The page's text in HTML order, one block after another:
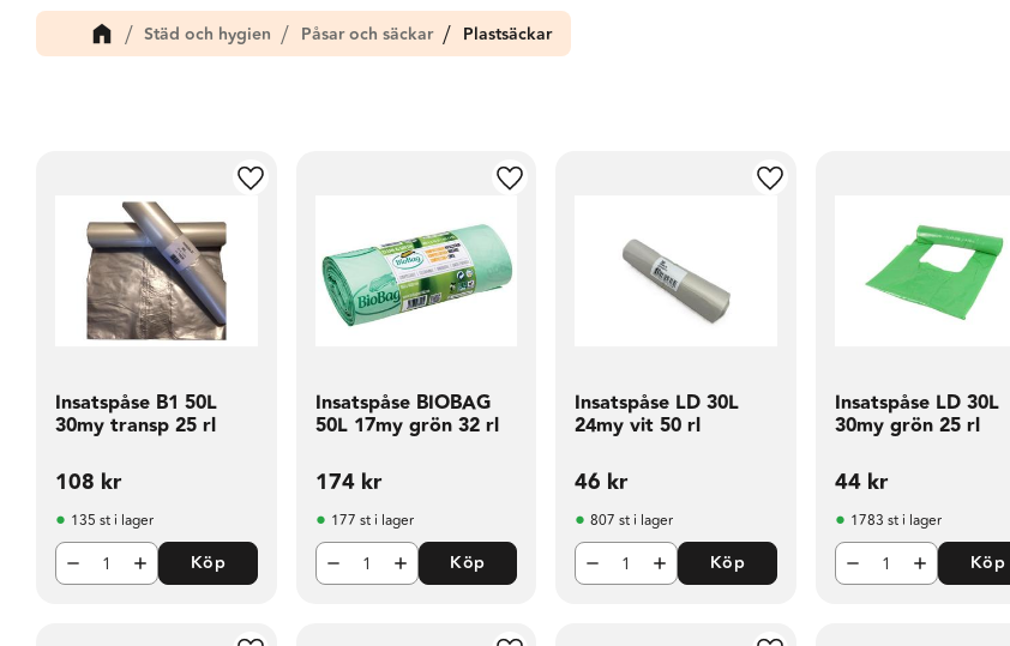
Städ och hygien Påsar och säckar Plastsäckar
Insatspåse B1 50L
30my transp 25 rl
108 kr
Lägg till i favoriter
135 st i lager
Köp
Insatspåse BIOBAG
50L 17my grön 32 rl
174kr
Lägg till i favoriter
177 st i lager
Köp
Insatspåse LD 30L
24my vit 50 rl
46 kr
Lägg till i favoriter
807 st i lager
Köp
Insatspåse LD 30L
30my grön 25 rl
44kr
1783 st i lager
Köp